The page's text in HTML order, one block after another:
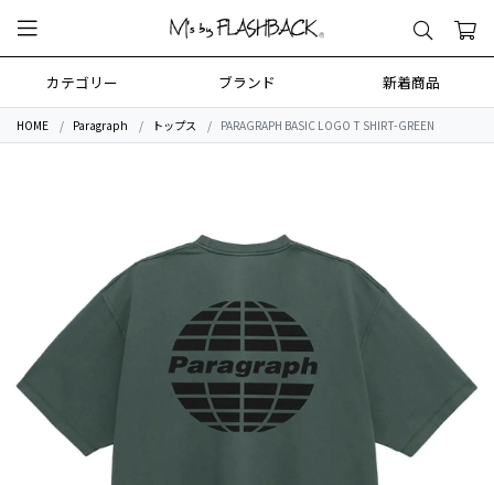
カテゴリー ブランド 新着商品
HOME Paragraph トップス PARAGRAPH BASIC LOGO T SHIRT-GREEN